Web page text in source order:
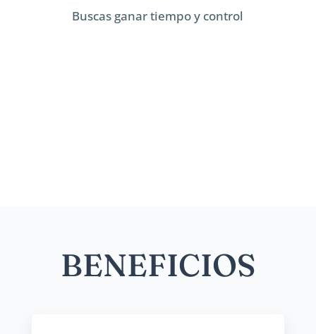
Buscas ganar tiempo y control
BENEFICIOS